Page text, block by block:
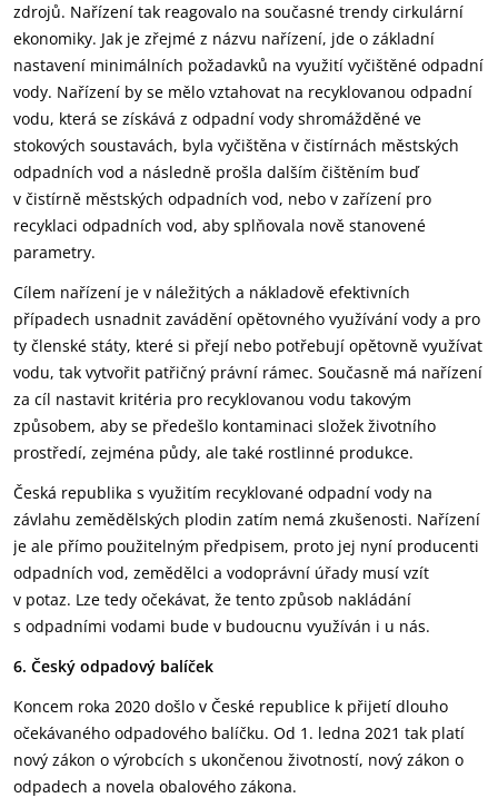
zdrojů. Nařízení tak reagovalo na současné trendy cirkulární
ekonomiky. Jak je zřejmé z názvu nařízení, jde o základní
nastavení minimálních požadavků na využití vyčištěné odpadní
vody. Nařízení by se mělo vztahovat na recyklovanou odpadní
vodu, která se získává z odpadní vody shromážděné ve
stokových soustavách, byla vyčištěna v čistírnách městských
odpadních vod a následně prošla dalším čištěním buď
v čistírně městských odpadních vod, nebo v zařízení pro
recyklaci odpadních vod, aby splňovala nově stanovené
parametry.
Cílem nařízení je v náležitých a nákladově efektivních
případech usnadnit zavádění opětovného využívání vody a pro
ty členské státy, které si přejí nebo potřebují opětovně využívat
vodu, tak vytvořit patřičný právní rámec. Současně má nařízení
za cíl nastavit kritéria pro recyklovanou vodu takovým
způsobem, aby se předešlo kontaminaci složek životního
prostředí, zejména půdy, ale také rostlinné produkce.
Česká republika s využitím recyklované odpadní vody na
závlahu zemědělských plodin zatím nemá zkušenosti. Nařízení
je ale přímo použitelným předpisem, proto jej nyní producenti
odpadních vod, zemědělci a vodoprávní úřady musí vzít
v potaz. Lze tedy očekávat, že tento způsob nakládání
s odpadními vodami bude v budoucnu využíván i u nás.
6. Český odpadový balíček
Koncem roka 2020 došlo v České republice k přijetí dlouho
očekávaného odpadového balíčku. Od 1. ledna 2021 tak platí
nový zákon o výrobcích s ukončenou životností, nový zákon o
odpadech a novela obalového zákona.